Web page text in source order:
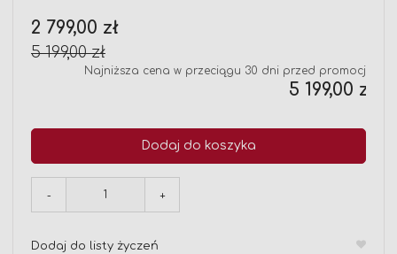
Cena
promocyjna
2 799,00 zł
5 199,00 zł
Najniższa cena w przeciągu 30 dni przed promocją:
5 199,00 zł
Dodaj do koszyka
- +
Dodaj do listy życzeń